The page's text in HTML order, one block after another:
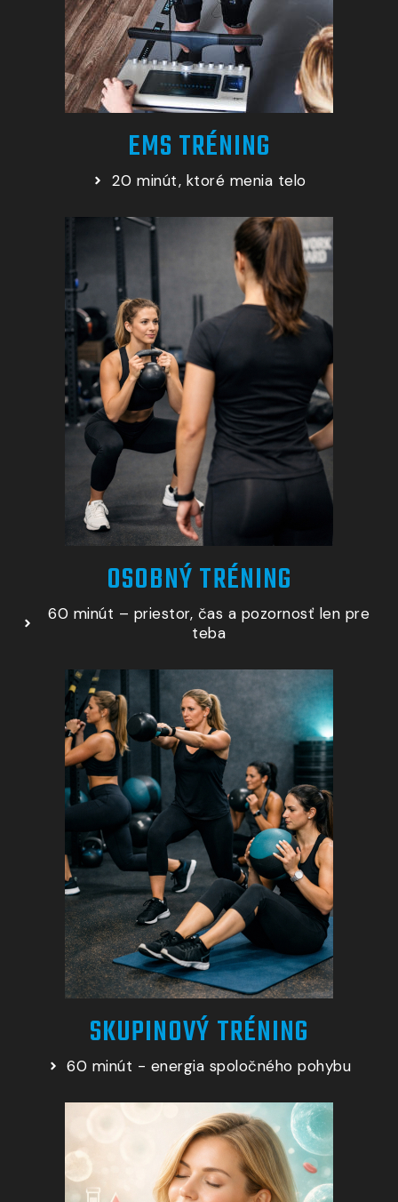
EMS TRÉNING
20 minút, ktoré menia telo
OSOBNÝ TRÉNING
60 minút – priestor, čas a pozornosť len pre
teba
SKUPINOVÝ TRÉNING
60 minút - energia spoločného pohybu